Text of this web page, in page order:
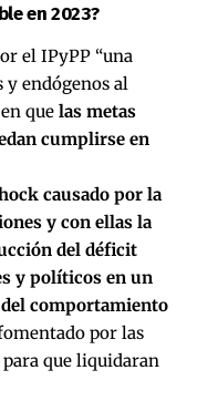
en 2023?
el IPyPP “una
y endógenos al
que las metas
cumplirse en
causado por la
y con ellas la
del déficit
y políticos en un
comportamiento
por las
que liquidaran